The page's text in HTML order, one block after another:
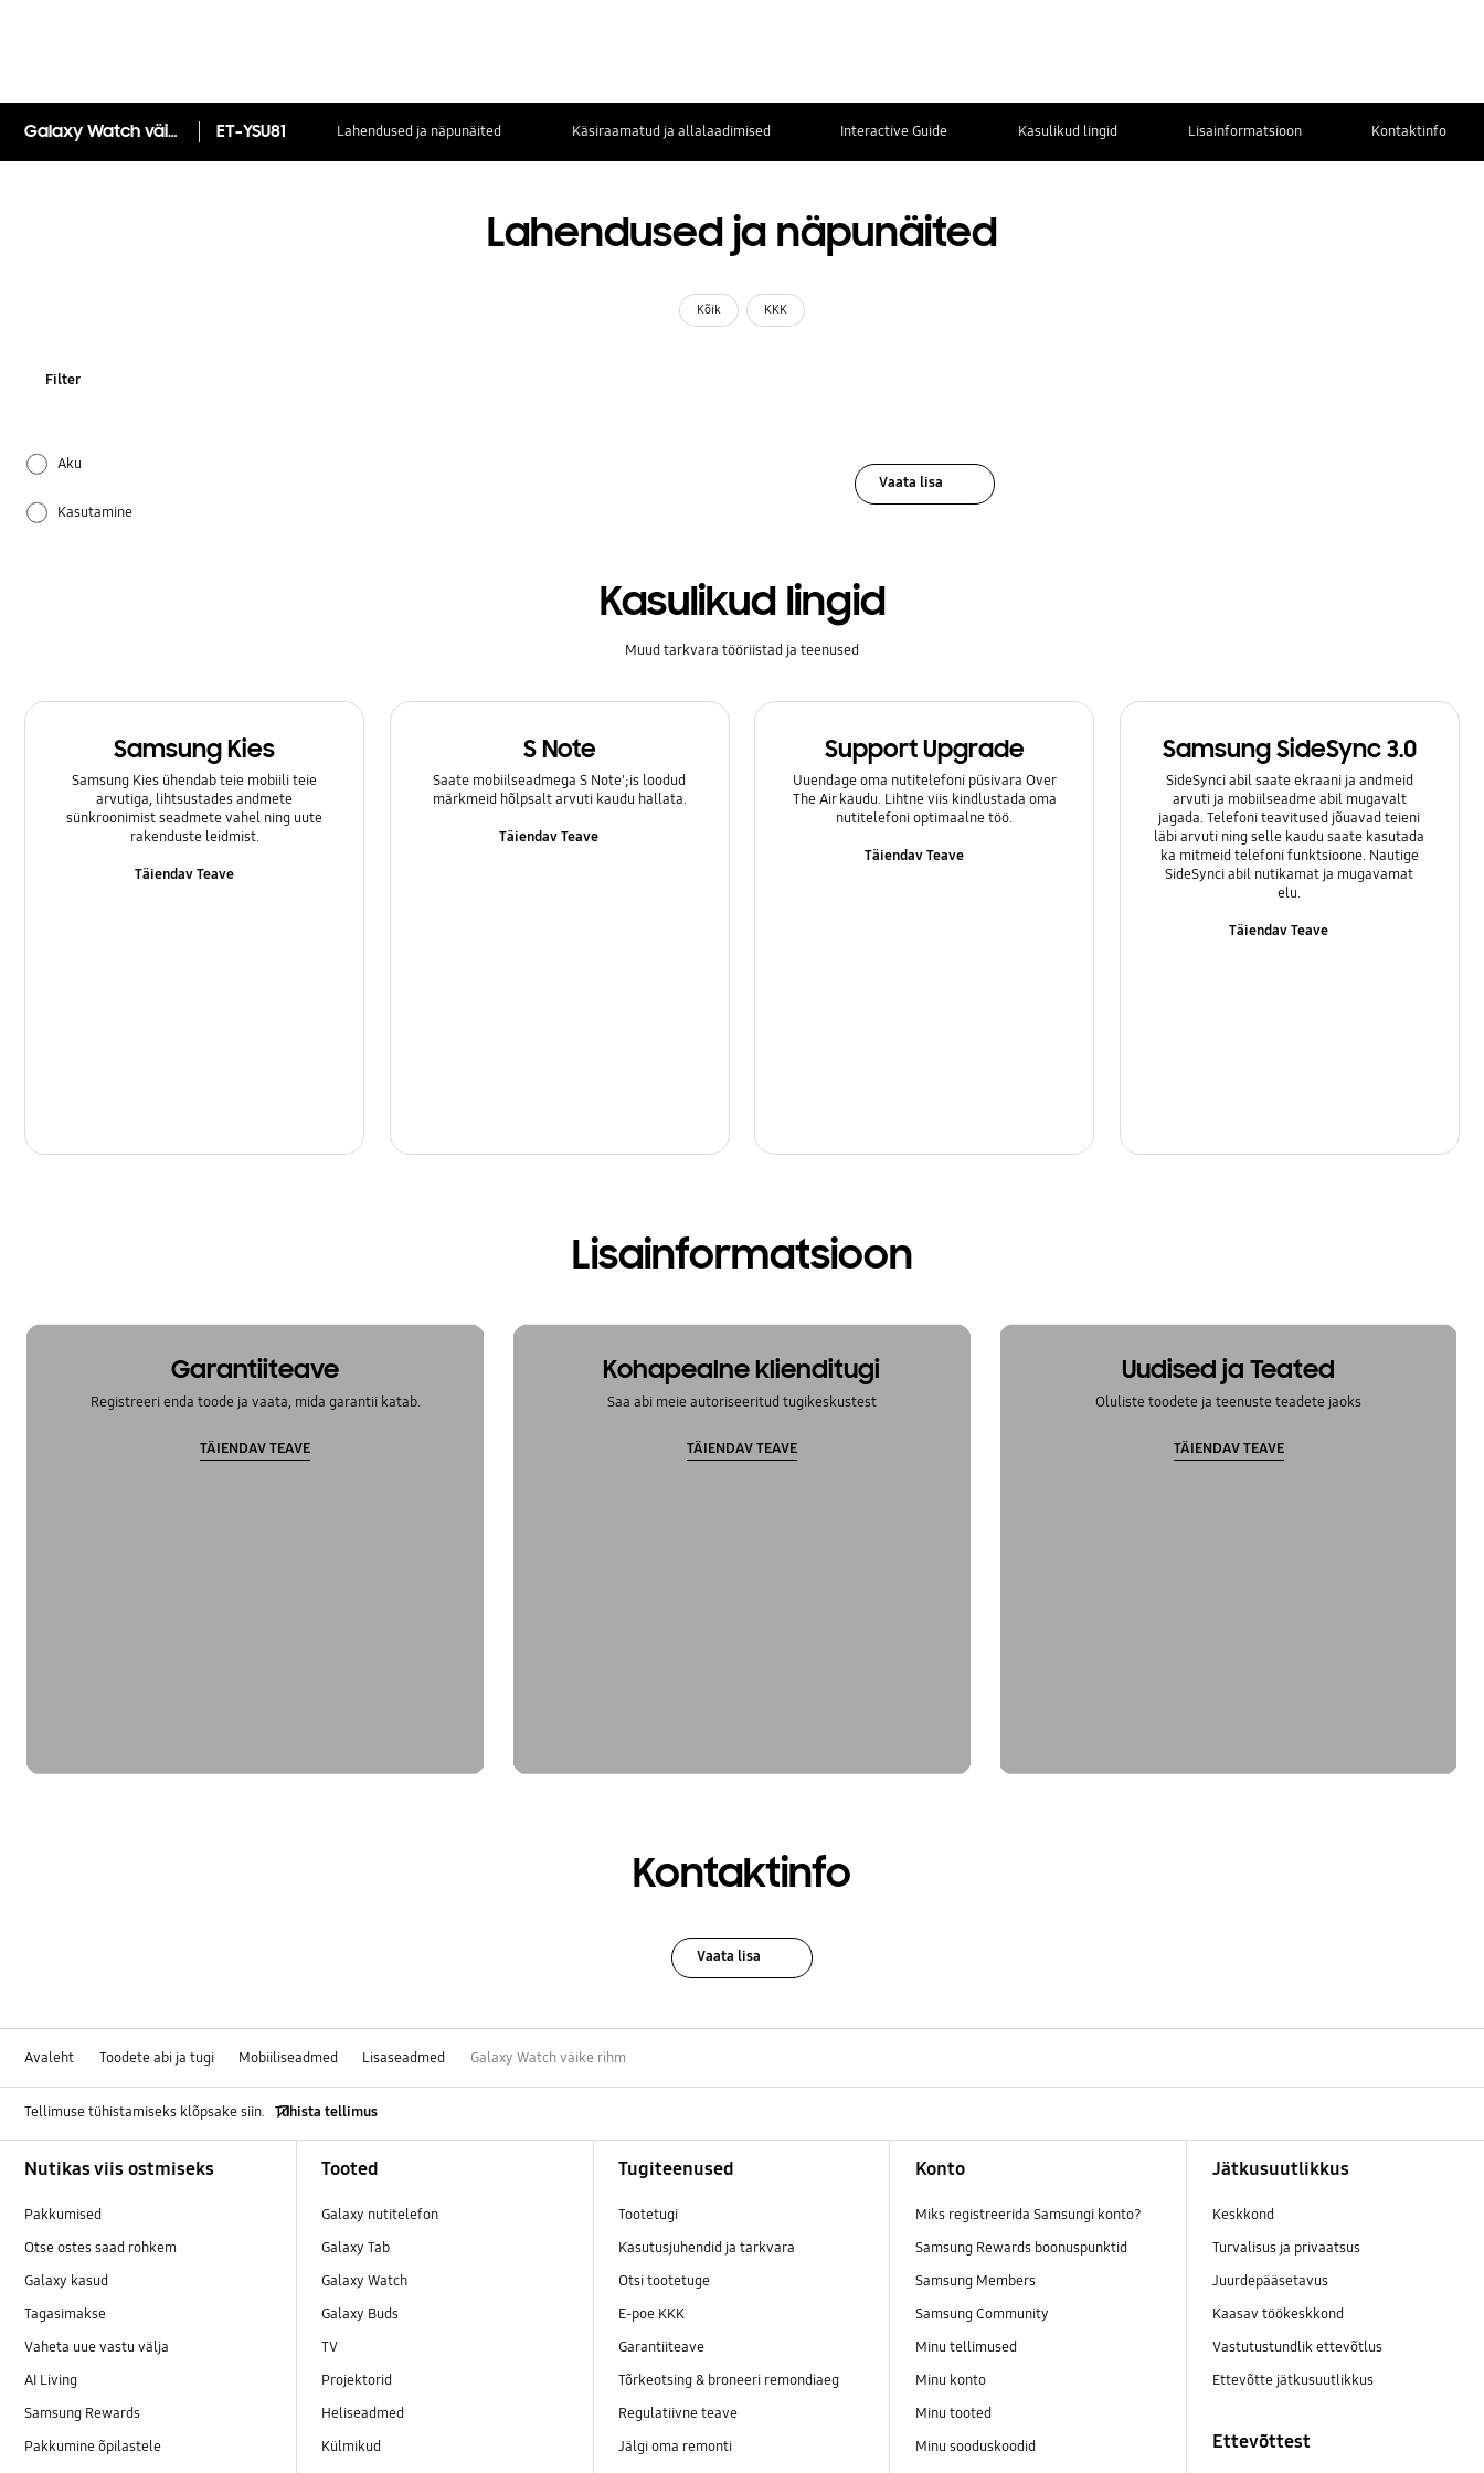
Galaxy Watch väike rihm ET-YSU81 Lahendused ja näpunäited Käsiraamatud ja allalaadimised Interactive Guide Kasulikud lingid Lisainformatsioon Kontaktinfo
Lahendused ja näpunäited
Kõik KKK
Filter
Aku
Kasutamine
Vaata lisa
Kasulikud lingid
Muud tarkvara tööriistad ja teenused
Samsung Kies
Samsung Kies ühendab teie mobiili teie
arvutiga, lihtsustades andmete
sünkroonimist seadmete vahel ning uute
rakenduste leidmist.
Täiendav Teave
S Note
Saate mobiilseadmega S Note';is loodud
märkmeid hõlpsalt arvuti kaudu hallata.
Täiendav Teave
Support Upgrade
Uuendage oma nutitelefoni püsivara Over
The Air kaudu. Lihtne viis kindlustada oma
nutitelefoni optimaalne töö.
Täiendav Teave
Samsung SideSync 3.0
SideSynci abil saate ekraani ja andmeid
arvuti ja mobiilseadme abil mugavalt
jagada. Telefoni teavitused jõuavad teieni
läbi arvuti ning selle kaudu saate kasutada
ka mitmeid telefoni funktsioone. Nautige
SideSynci abil nutikamat ja mugavamat
elu.
Täiendav Teave
Lisainformatsioon
Garantiiteave
Registreeri enda toode ja vaata, mida garantii katab.
TÄIENDAV TEAVE
Kohapealne klienditugi
Saa abi meie autoriseeritud tugikeskustest
TÄIENDAV TEAVE
Uudised ja Teated
Oluliste toodete ja teenuste teadete jaoks
TÄIENDAV TEAVE
Kontaktinfo
Vaata lisa
Avaleht Toodete abi ja tugi Mobiiliseadmed Lisaseadmed Galaxy Watch väike rihm
Tellimuse tühistamiseks klõpsake siin. Tühista tellimus
Nutikas viis ostmiseks
Pakkumised
Otse ostes saad rohkem
Galaxy kasud
Tagasimakse
Vaheta uue vastu välja
AI Living
Samsung Rewards
Pakkumine õpilastele
Tooted
Galaxy nutitelefon
Galaxy Tab
Galaxy Watch
Galaxy Buds
TV
Projektorid
Heliseadmed
Külmikud
Tugiteenused
Tootetugi
Kasutusjuhendid ja tarkvara
Otsi tootetuge
E-poe KKK
Garantiiteave
Tõrkeotsing & broneeri remondiaeg
Regulatiivne teave
Jälgi oma remonti
Konto
Miks registreerida Samsungi konto?
Samsung Rewards boonuspunktid
Samsung Members
Samsung Community
Minu tellimused
Minu konto
Minu tooted
Minu sooduskoodid
Jätkusuutlikkus
Keskkond
Turvalisus ja privaatsus
Juurdepääsetavus
Kaasav töökeskkond
Vastutustundlik ettevõtlus
Ettevõtte jätkusuutlikkus
Ettevõttest